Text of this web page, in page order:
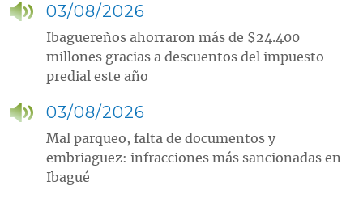
03/08/2026
Ibaguereños ahorraron más de $24.400
millones gracias a descuentos del impuesto
predial este año
03/08/2026
Mal parqueo, falta de documentos y
embriaguez: infracciones más sancionadas en
Ibagué